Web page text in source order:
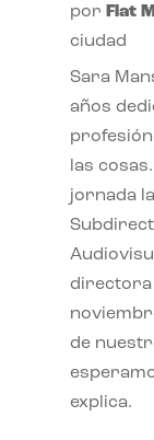
por Flat
ciudad
Sara
años
profesión
las
jornada
directora
de
explica.